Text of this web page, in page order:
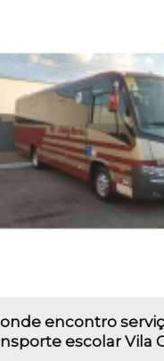
onde encontro
escolar Vila